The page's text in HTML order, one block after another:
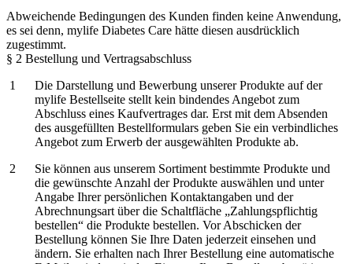
Abweichende Bedingungen des Kunden finden keine Anwendung,
es sei denn, mylife Diabetes Care hätte diesen ausdrücklich
zugestimmt.
§ 2 Bestellung und Vertragsabschluss
Die Darstellung und Bewerbung unserer Produkte auf der
mylife Bestellseite stellt kein bindendes Angebot zum
Abschluss eines Kaufvertrages dar. Erst mit dem Absenden
des ausgefüllten Bestellformulars geben Sie ein verbindliches
Angebot zum Erwerb der ausgewählten Produkte ab.
Sie können aus unserem Sortiment bestimmte Produkte und
die gewünschte Anzahl der Produkte auswählen und unter
Angabe Ihrer persönlichen Kontaktangaben und der
Abrechnungsart über die Schaltfläche „Zahlungspflichtig
bestellen“ die Produkte bestellen. Vor Abschicken der
Bestellung können Sie Ihre Daten jederzeit einsehen und
ändern. Sie erhalten nach Ihrer Bestellung eine automatische